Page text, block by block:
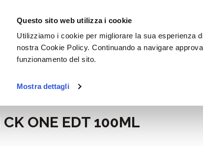
Questo sito web utilizza i cookie
Utilizziamo i cookie per migliorare la sua esperienza
nostra Cookie Policy. Continuando a navigare
funzionamento del sito.
Mostra dettagli
ONE EDT 100ML